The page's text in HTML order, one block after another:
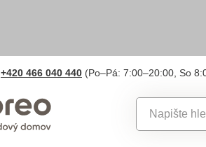
+420 466 040 440 (Po–Pá: 7:00–20:00, So